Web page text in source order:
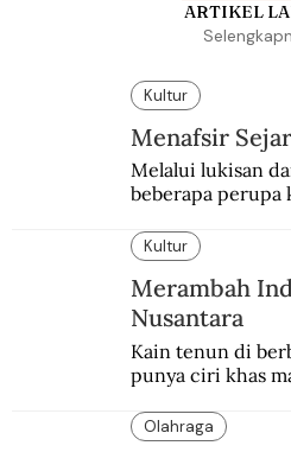
ARTIKEL
Kultur
Menafsir
Melalui lukisan
beberapa
Indonesia.
Kultur
Merambah
Nusantara
Kain tenun di
punya ciri khas
belum memadai.
Olahraga